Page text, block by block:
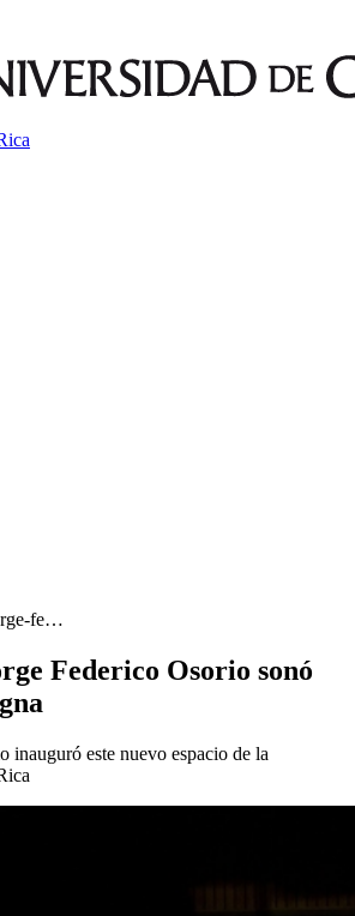
fe…
Federico Osorio sonó
inauguró este nuevo espacio de la